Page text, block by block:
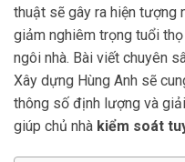
thuật sẽ gây ra hiện tượng
giảm nghiêm trọng tuổi
ngôi nhà. Bài viết chuyên
Xây dựng Hùng Anh sẽ
thông số định lượng và
giúp chủ nhà kiểm soát